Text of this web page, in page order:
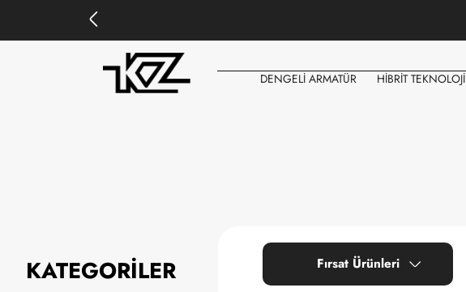
DENGELİ ARMATÜR
HİBRİT TEKNOLOJİ
KATEGORİLER Fırsat Ürünleri